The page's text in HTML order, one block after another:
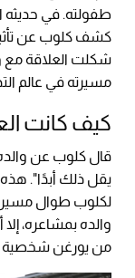
كشف كلوب عن
شكلت العلاقة مع
مسيرته في عالم
كيف كانت
قال كلوب عن والده:
يقل ذلك أبدًا". هذه
لكلوب طوال
والده بمشاعره،
من يورغن شخصية